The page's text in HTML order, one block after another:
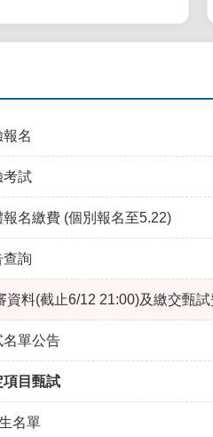
名
考試
名繳費 (個別報名至5.22)
查詢
資料(截止6/12 21:00)及繳交甄
名單公告
項目甄試
名單